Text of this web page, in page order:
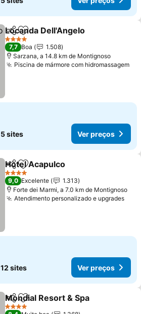
PartilharAdicionar aos favoritos
Locanda Dell'Angelo
4 Estrelas
7,7 Boa
1.508
Sarzana, a 14.8 km de Montignoso
Piscina de mármore com hidromassagem
5 sites Ver preços
PartilharAdicionar aos favoritos
Hotel Acapulco
4 Estrelas
9,0 Excelente
1.313
Forte dei Marmi, a 7.0 km de Montignoso
Atendimento personalizado e upgradesVer
12 sites Ver preços
PartilharAdicionar aos favoritos
Mondial Resort & Spa
4 Estrelas